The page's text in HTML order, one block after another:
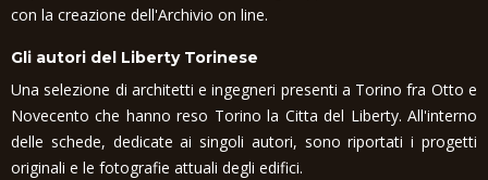
con la creazione dell'Archivio on line.
Gli autori del Liberty Torinese
Una selezione di architetti e ingegneri presenti a Torino fra Otto e
Novecento che hanno reso Torino la Citta del Liberty. All'interno
delle schede, dedicate ai singoli autori, sono riportati i progetti
originali e le fotografie attuali degli edifici.